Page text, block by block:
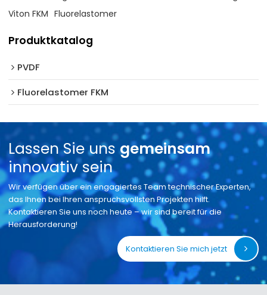
Viton FKM Fluorelastomer
Produktkatalog
PVDF
Fluorelastomer FKM
Lassen Sie unsgemeinsam
innovativ sein
Wir verfügen über ein engagiertes Team technischer Experten,
das Ihnen bei Ihren anspruchsvollsten Projekten hilft.
Kontaktieren Sie uns noch heute – wir sind bereit für die
Herausforderung!
Kontaktieren Sie mich jetzt